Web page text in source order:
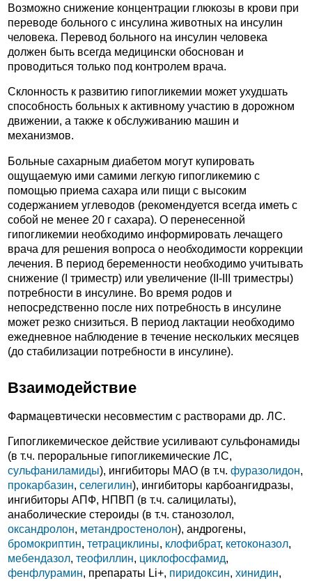
Возможно снижение концентрации глюкозы в крови при
переводе больного с инсулина животных на инсулин
человека. Перевод больного на инсулин человека
должен быть всегда медицински обоснован и
проводиться только под контролем врача.
Склонность к развитию гипогликемии может ухудшать
способность больных к активному участию в дорожном
движении, а также к обслуживанию машин и
механизмов.
Больные сахарным диабетом могут купировать
ощущаемую ими самими легкую гипогликемию с
помощью приема сахара или пищи с высоким
содержанием углеводов (рекомендуется всегда иметь с
собой не менее 20 г сахара). О перенесенной
гипогликемии необходимо информировать лечащего
врача для решения вопроса о необходимости коррекции
лечения. В период беременности необходимо учитывать
снижение (I триместр) или увеличение (II-III триместры)
потребности в инсулине. Во время родов и
непосредственно после них потребность в инсулине
может резко снизиться. В период лактации необходимо
ежедневное наблюдение в течение нескольких месяцев
(до стабилизации потребности в инсулине).
Взаимодействие
Фармацевтически несовместим с растворами др. ЛС.
Гипогликемическое действие усиливают сульфонамиды
(в т.ч. пероральные гипогликемические ЛС,
сульфаниламиды), ингибиторы МАО (в т.ч. фуразолидон,
прокарбазин, селегилин), ингибиторы карбоангидразы,
ингибиторы АПФ, НПВП (в т.ч. салицилаты),
анаболические стероиды (в т.ч. станозолол,
оксандролон, метандростенолон), андрогены,
бромокриптин, тетрациклины, клофибрат, кетоконазол,
мебендазол, теофиллин, циклофосфамид,
фенфлурамин, препараты Li+, пиридоксин, хинидин,